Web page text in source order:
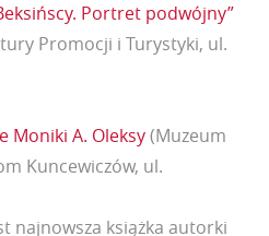
Portret podwójny”
Promocji i Turystyki, ul.
Moniki A. Oleksy(Muzeum
Kuncewiczów, ul.
najnowsza książka autorki